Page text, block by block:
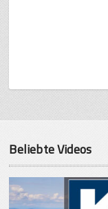
Beliebte Videos